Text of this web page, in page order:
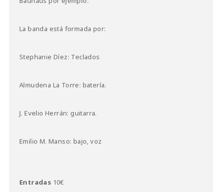
La banda está formada por:
Stephanie Díez: Teclados
Almudena La Torre: batería.
J. Evelio Herrán: guitarra.
Emilio M. Manso: bajo, voz
Entradas 10€